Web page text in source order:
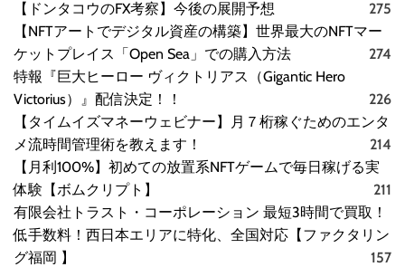
【ドンタコウのFX考察】今後の展開予想
275
【NFTアートでデジタル資産の構築】世界最大のNFTマー
ケットプレイス「Open Sea」での購入方法
274
特報『巨大ヒーロー ヴィクトリアス（Gigantic Hero
Victorius）』配信決定！！
226
【タイムイズマネーウェビナー】月７桁稼ぐためのエンタ
メ流時間管理術を教えます！
214
【月利100%】初めての放置系NFTゲームで毎日稼げる実
体験【ボムクリプト】
211
有限会社トラスト・コーポレーション 最短3時間で買取！
低手数料！西日本エリアに特化、全国対応【ファクタリン
グ福岡 】
157